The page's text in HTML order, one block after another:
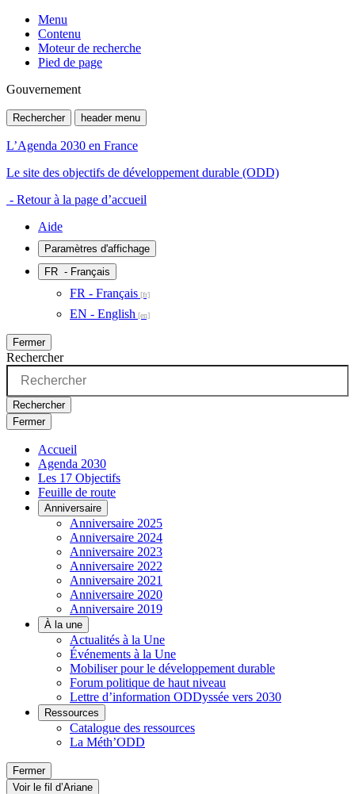
Menu
Contenu
Moteur de recherche
Pied de page
Gouvernement
Rechercher header menu
L’Agenda 2030 en France
Le site des objectifs de développement durable (ODD)
- Retour à la page d’accueil
Aide
Paramètres d'affichage
FR - Français
FR - Français
EN - English
Fermer
Rechercher
Rechercher
Fermer
Accueil
Agenda 2030
Les 17 Objectifs
Feuille de route
Anniversaire
Anniversaire 2025
Anniversaire 2024
Anniversaire 2023
Anniversaire 2022
Anniversaire 2021
Anniversaire 2020
Anniversaire 2019
À la une
Actualités à la Une
Événements à la Une
Mobiliser pour le développement durable
Forum politique de haut niveau
Lettre d’information ODDyssée vers 2030
Ressources
Catalogue des ressources
La Méth’ODD
Fermer
Voir le fil d’Ariane